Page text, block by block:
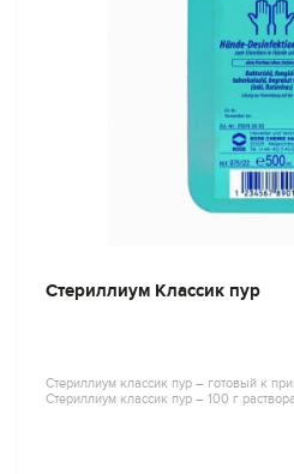
Стериллиум Классик пур
Стериллиум классик пур – готовый к
Стериллиум классик пур – 100 г